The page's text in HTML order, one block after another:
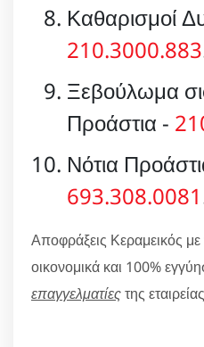
Καθαρισμοί
210.3000.883
Ξεβούλωμα
Προάστια -
Νότια
693.308.0081
Αποφράξεις Κεραμεικός με
οικονομικά και 100%
επαγγελματίεςτης